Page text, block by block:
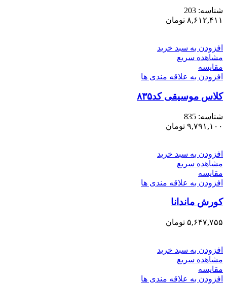
شناسه: 203
۸,۶۱۲,۴۱۱ تومان
افزودن به سبد خرید
مشاهده سریع
مقایسه
افزودن به علاقه مندی ها
کلاس موسیقی کد۸۳۵
شناسه: 835
۹,۷۹۱,۱۰۰ تومان
افزودن به سبد خرید
مشاهده سریع
مقایسه
افزودن به علاقه مندی ها
کورش ماندانا
۵,۶۴۷,۷۵۵ تومان
افزودن به سبد خرید
مشاهده سریع
مقایسه
افزودن به علاقه مندی ها